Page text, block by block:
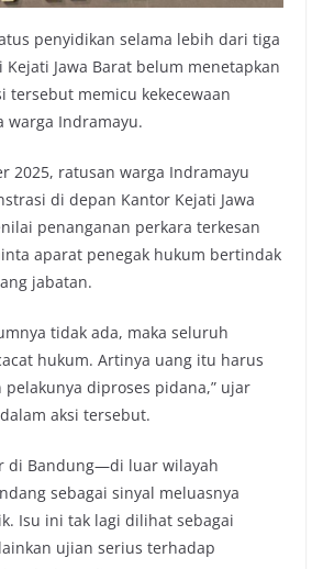
penyidikan selama lebih dari tiga
Jawa Barat belum menetapkan
tersebut memicu kekecewaan
warga Indramayu.
2025, ratusan warga Indramayu
di depan Kantor Kejati Jawa
penanganan perkara terkesan
aparat penegak hukum bertindak
jabatan.
tidak ada, maka seluruh
hukum. Artinya uang itu harus
diproses pidana,” ujar
aksi tersebut.
di Bandung—di luar wilayah
sebagai sinyal meluasnya
Isu ini tak lagi dilihat sebagai
ujian serius terhadap